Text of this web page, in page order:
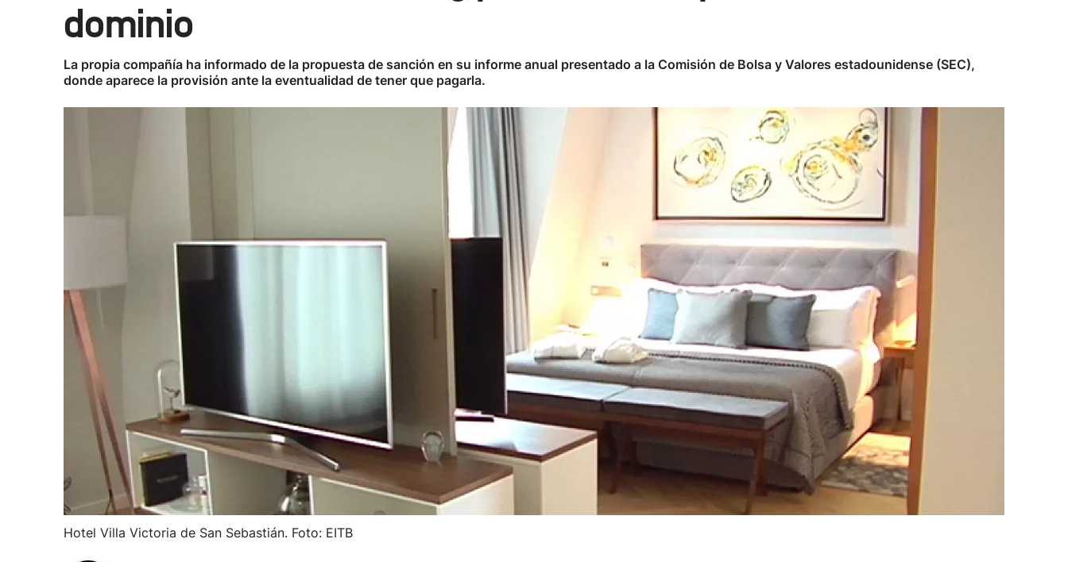
dominio
La propia compañía ha informado de la propuesta de sanción en su informe anual presentado a la Comisión de Bolsa y Valores estadounidense (SEC),
donde aparece la provisión ante la eventualidad de tener que pagarla.
Hotel Villa Victoria de San Sebastián. Foto: EITB